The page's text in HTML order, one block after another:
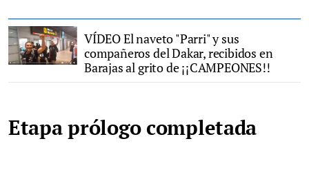
VÍDEO El naveto "Parri" y sus
compañeros del Dakar, recibidos en
Barajas al grito de ¡¡CAMPEONES!!
Etapa prólogo completada